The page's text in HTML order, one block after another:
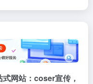
网站：coser宣传，